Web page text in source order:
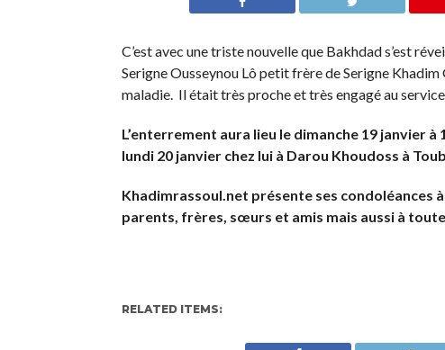
C’est avec une triste nouvelle que Bakhdad s’est
Serigne Ousseynou Lô petit frère de Serigne
maladie. Il était très proche et très engagé au
L’enterrement aura lieu le dimanche 19 janvier
lundi 20 janvier chez lui à Darou Khoudoss à
Khadimrassoul.net présente ses condoléances
parents, frères, sœurs et amis mais aussi à
RELATED ITEMS: